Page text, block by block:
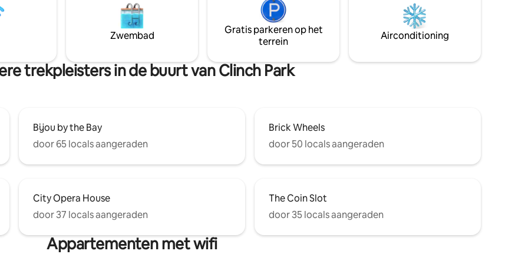
van deze prachtige regio die
ALLE gasten
jaar of ouder zijn, tenzij ze
worden door een
van het gebouw met grote ramen, hoge
plafonds en zichtbare baksteen, terwijl
moderne meubels en afwerkingen
worden geïntroduceerd voor een
een langetermijnverhuur, vul dan in en
Zwembad
Gratis parkeren op het
terrein
Airconditioning
trekpleisters in de buurt van Clinch Park
Bijou by the Bay
door 65 locals aangeraden
Brick Wheels
door 50 locals aangeraden
City Opera House
door 37 locals aangeraden
The Coin Slot
door 35 locals aangeraden
Appartementen met wifi